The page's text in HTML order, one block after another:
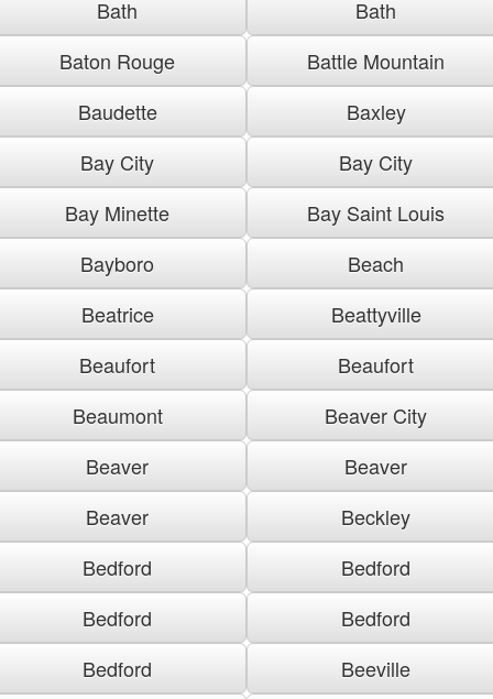
Bath
Bath
Baton Rouge
Battle Mountain
Baudette
Baxley
Bay City
Bay City
Bay Minette
Bay Saint Louis
Bayboro
Beach
Beatrice
Beattyville
Beaufort
Beaufort
Beaumont
Beaver City
Beaver
Beaver
Beaver
Beckley
Bedford
Bedford
Bedford
Bedford
Bedford
Beeville